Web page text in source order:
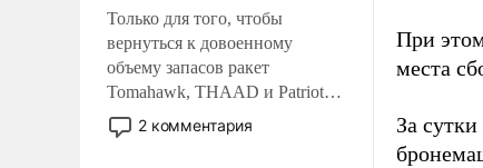
Только для того, чтобы
вернуться к довоенному
объему запасов ракет
Tomahawk, THAAD и Patriot
США потребуется более трех
лет. Даже небольшая война с
2 комментария
При
места
За